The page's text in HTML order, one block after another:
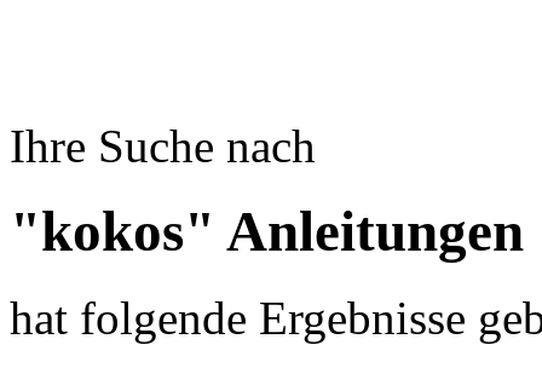
Ihre Suche nach
"kokos" Anleitungen
hat folgende Ergebnisse